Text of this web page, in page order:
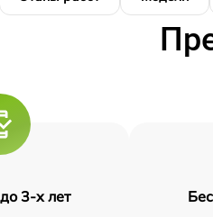
3-х лет